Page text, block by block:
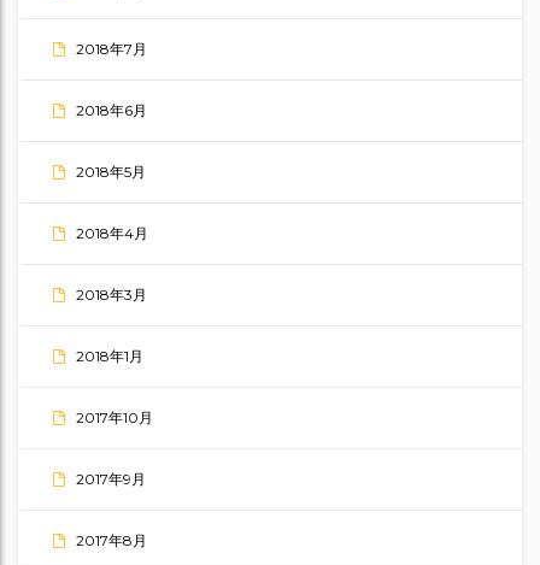
2018年7月
2018年6月
2018年5月
2018年4月
2018年3月
2018年1月
2017年10月
2017年9月
2017年8月